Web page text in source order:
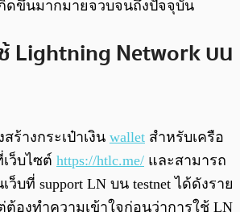
เกิดขึ้นมากมายจวบจนถึงปัจจุบัน
Lightning Network บน
างกระเป๋าเงิน wallet สำหรับเครือ
ว็บไซต์ https://htlc.me/ และสามารถ
ว็บที่ support LN บน testnet ได้ดังราย
องทำความเข้าใจก่อนว่าการใช้ LN